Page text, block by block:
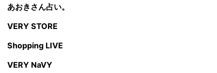
あおきさん占い。
VERY STORE
Shopping LIVE
VERY NaVY